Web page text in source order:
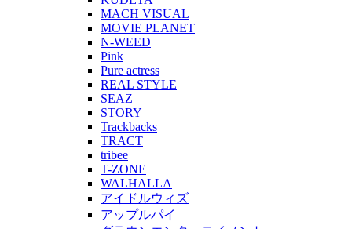
MACH VISUAL
MOVIE PLANET
N-WEED
Pink
Pure actress
REAL STYLE
SEAZ
STORY
Trackbacks
TRACT
tribee
T-ZONE
WALHALLA
アイドルウィズ
アップルパイ